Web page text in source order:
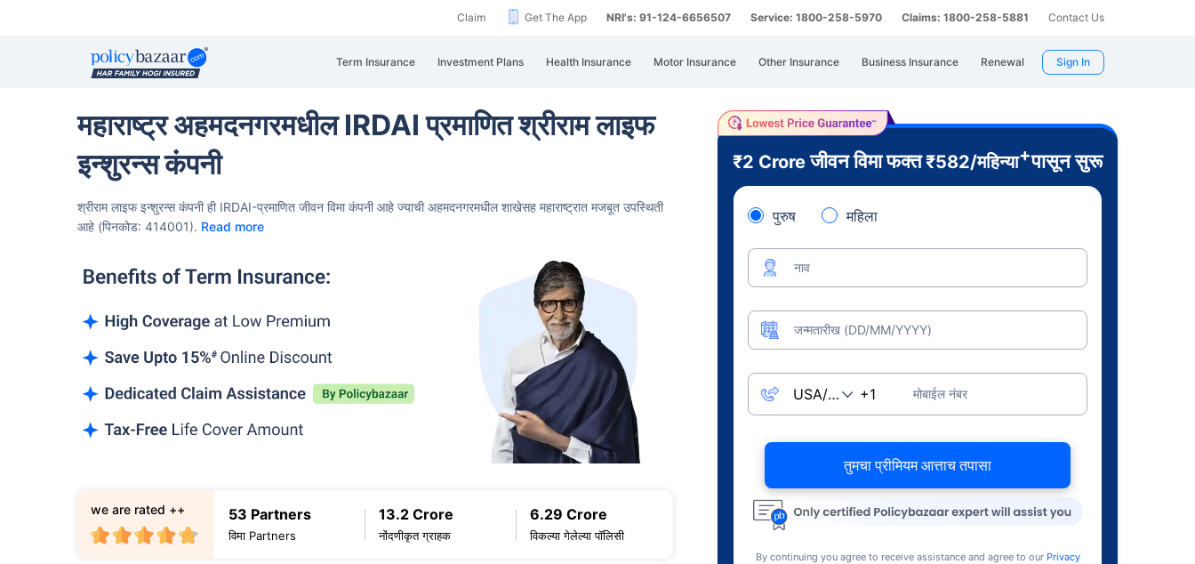
Claim Get The App NRI's: 91-124-6656507 Service: 1800-258-5970 Claims: 1800-258-5881 Contact Us
Term Insurance Investment Plans Health Insurance Motor Insurance Other Insurance Business Insurance Renewal Sign In
महाराष्ट्र अहमदनगरमधील IRDAI प्रमाणित श्रीराम लाइफ
इन्शुरन्स कंपनी
श्रीराम लाइफ इन्शुरन्स कंपनी ही IRDAI-प्रमाणित जीवन विमा कंपनीआहे ज्याची अहमदनगरमधील शाखेसह महाराष्ट्रात मजबूत उपस्थिती
आहे (पिनकोड: 414001). Read more
53 Partners
विमा Partners
13.2 Crore
नोंदणीकृत ग्राहक
6.29 Crore
विकल्या गेलेल्या पॉलिसी
we are rated ++
₹2 Croreजीवन विमा फक्त₹582/महिन्या+पासून सुरू
पुरुष महिला
नाव
जन्मतारीख (DD/MM/YYYY)
मोबाईल नंबर
तुमचा प्रीमियम आत्ताच तपासा
By continuing you agree to receive assistance and agree to our Privacy